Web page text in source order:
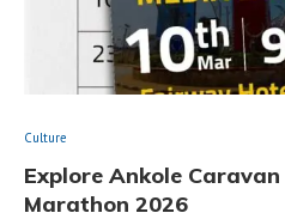
Culture
Explore Ankole
Marathon 2026